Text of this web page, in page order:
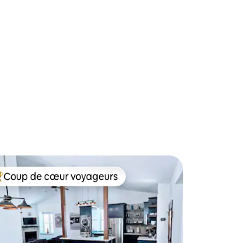
de cœur voyageurs les plus appréciés
Coup de cœur voyageurs